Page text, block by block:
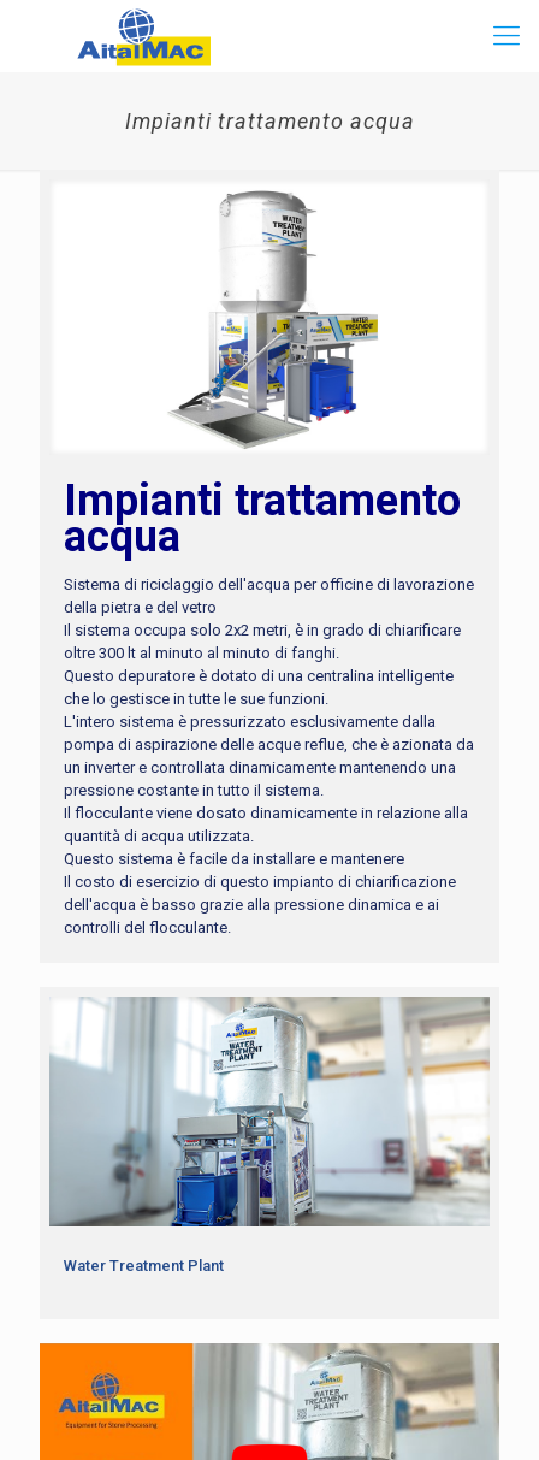
Impianti trattamento acqua
Impianti trattamento
acqua
Sistema di riciclaggio dell'acqua per officine di lavorazione
della pietra e del vetro
Il sistema occupa solo 2x2 metri, è in grado di chiarificare
oltre 300 lt al minuto al minuto di fanghi.
Questo depuratore è dotato di una centralina intelligente
che lo gestisce in tutte le sue funzioni.
L'intero sistema è pressurizzato esclusivamente dalla
pompa di aspirazione delle acque reflue, che è azionata da
un inverter e controllata dinamicamente mantenendo una
pressione costante in tutto il sistema.
Il flocculante viene dosato dinamicamente in relazione alla
quantità di acqua utilizzata.
Questo sistema è facile da installare e mantenere
Il costo di esercizio di questo impianto di chiarificazione
dell'acqua è basso grazie alla pressione dinamica e ai
controlli del flocculante.
Water Treatment Plant